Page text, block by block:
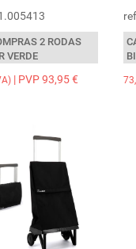
2 RODAS
VERDE
| PVP 93,95 €